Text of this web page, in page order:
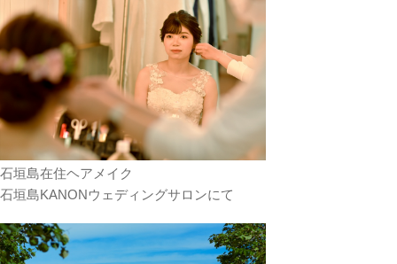
石垣島在住ヘアメイク
石垣島KANONウェディングサロンにて